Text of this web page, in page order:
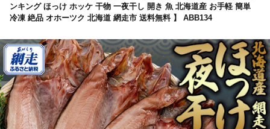
ンキング ほっけ ホッケ 干物 一夜干し 開き 魚 北海道産 お手軽 簡単
冷凍 絶品 オホーツク 北海道 網走市 送料無料 】 ABB134